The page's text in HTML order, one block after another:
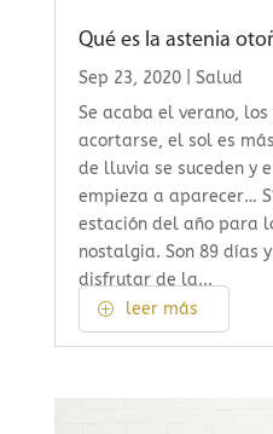
Qué es la astenia
Sep 23, 2020| Salud
Se acaba el verano,
acortarse, el sol es
de lluvia se suceden y
empieza a aparecer…
estación del año para
nostalgia. Son 89 días
disfrutar de la...
leer más